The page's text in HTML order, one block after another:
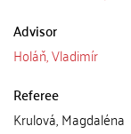
Advisor
Holáň, Vladimír
Referee
Krulová, Magdaléna